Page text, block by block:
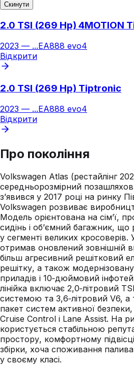
Скинути
2.0 TSI (269 Hp) 4MOTION
2023 — ...EA888 evo4
Відкрити
2.0 TSI (269 Hp) Tiptronic
2023 — ...EA888 evo4
Відкрити
Про покоління
Volkswagen Atlas (рестайлінг
середньорозмірний
з’явився у 2017 році на ринку
Volkswagen розвиває
Модель орієнтована на сім’ї,
сидінь і об’ємний багажник,
у сегменті великих кросоверів.
отримав оновлений зовнішній
більш агресивний решітковий
решітку, а також
приладів і 10‑дюймовий
лінійка включає 2,0‑літровий
системою та 3,6‑літровий V6,
пакет систем активної
Cruise Control і Lane Assist. На
користується стабільною
простору, комфортному підвісці
збірки, хоча споживання
у своєму класі.